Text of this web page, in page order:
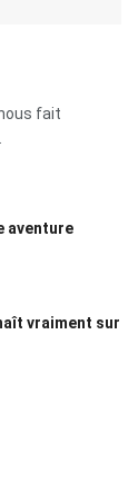
fait
aventure
vraiment sur